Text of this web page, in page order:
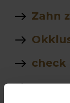
Zahn
check
gcam